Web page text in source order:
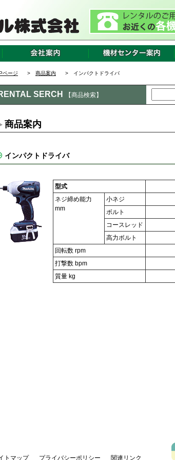
ページ > 商品案内 > インパクトドライバ
SERCH 【商品検索】
商品案内
インパクトドライバ
型式
ネジ締め能力
mm
小ネジ
ボルト
コースレッド
高力ボルト
回転数 rpm
打撃数 bpm
質量 kg
トマップ プライバシーポリシー 関連リンク